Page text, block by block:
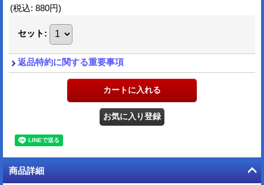
(税込: 880円)
セット :
返品特約に関する重要事項
商品詳細